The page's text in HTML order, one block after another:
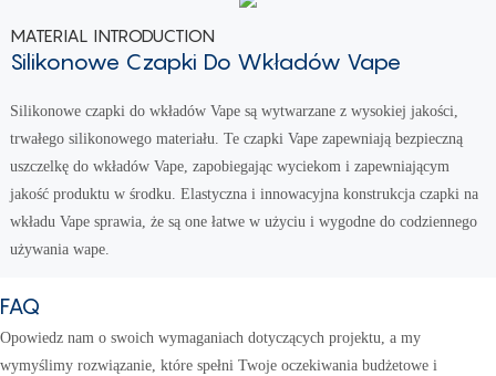
MATERIAL INTRODUCTION
Silikonowe Czapki Do Wkładów Vape
Silikonowe czapki do wkładów Vape są wytwarzane z wysokiej jakości,
trwałego silikonowego materiału. Te czapki Vape zapewniają bezpieczną
uszczelkę do wkładów Vape, zapobiegając wyciekom i zapewniającym
jakość produktu w środku. Elastyczna i innowacyjna konstrukcja czapki na
wkładu Vape sprawia, że ​​są one łatwe w użyciu i wygodne do codziennego
używania wape.
FAQ
Opowiedz nam o swoich wymaganiach dotyczących projektu, a my
wymyślimy rozwiązanie, które spełni Twoje oczekiwania budżetowe i